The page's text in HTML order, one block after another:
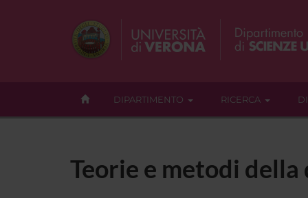
DIPARTIMENTO RICERCA
Teorie e metodi